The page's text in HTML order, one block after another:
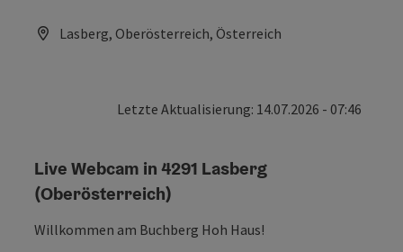
Lasberg, Oberösterreich, Österreich
Letzte Aktualisierung: 14.07.2026 - 07:46
Live Webcam in 4291 Lasberg
(Oberösterreich)
Willkommen am Buchberg Hoh Haus!